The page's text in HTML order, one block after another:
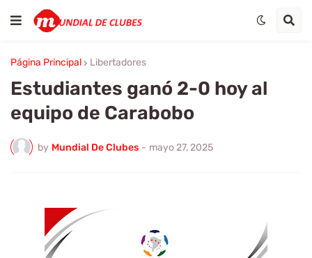
Página Principal Libertadores
Estudiantes ganó 2-0 hoy al
equipo de Carabobo
by Mundial De Clubes - mayo 27, 2025